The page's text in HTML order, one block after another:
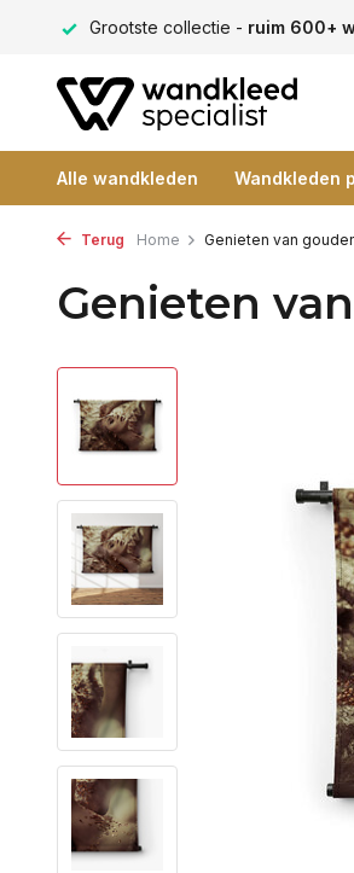
Grootste collectie - ruim 600+
Alle wandkleden Wandkleden
Terug Home Genieten van
Genieten